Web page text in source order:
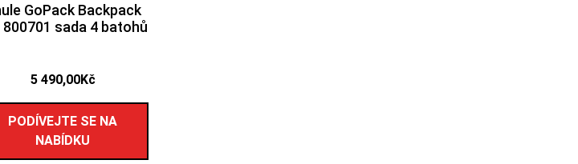
GoPack Backpack
800701 sada 4 batohů
5 490,00Kč
PODÍVEJTE SE NA
NABÍDKU